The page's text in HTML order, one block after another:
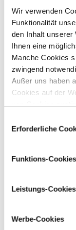
Wir verwenden
Funktionalität
den Inhalt unserer
Ihnen eine
Manche Cookies
zwingend
Außer uns haben
Cookies auf der
über den Link „
Erforderliche
Funktions-Cookies
Leistungs-Cookies
Werbe-Cookies
Material